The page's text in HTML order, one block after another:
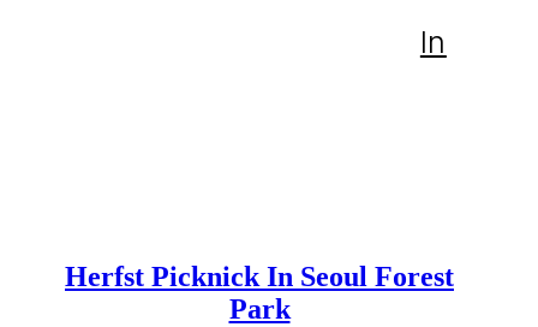
In
Herfst Picknick In Seoul Forest
Park